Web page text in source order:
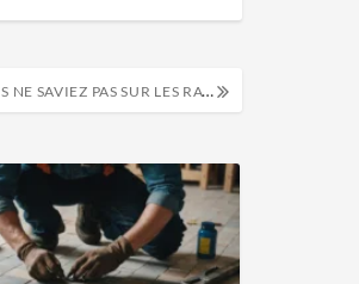
5 CHOSES QUE VOUS NE SAVIEZ PAS SUR LES RATS-TAUPES NUS